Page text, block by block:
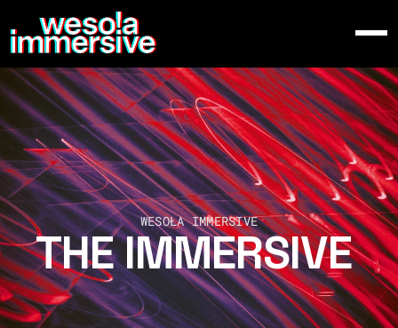
O NAS
WYSTAWA
WYDARZENIA
Select Language
Polish KUP BILET
WESOŁA IMMERSIVE
THE IMMERSIVE
EXHIBITION